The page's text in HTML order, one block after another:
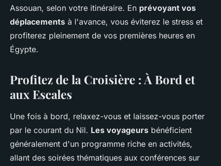
Assouan, selon votre itinéraire. En prévoyant vos
déplacements à l'avance, vous éviterez le stress et
profiterez pleinement de vos premières heures en
Égypte.
Profitez de la Croisière : À Bord et
aux Escales
Une fois à bord, relaxez-vous et laissez-vous porter
par le courant du Nil. Les voyageurs bénéficient
généralement d'un programme riche en activités,
allant des soirées thématiques aux conférences sur